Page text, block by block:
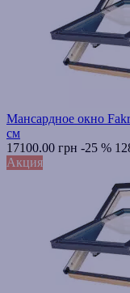
Мансардное окно
см
17100.00 грн -25 %
Акция